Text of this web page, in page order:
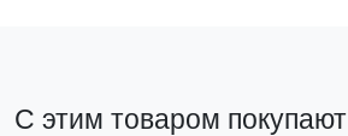
С этим товаром покупают